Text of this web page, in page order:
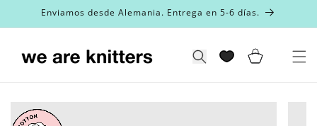
directamente
al contenido
Enviamos desde Alemania. Entrega en 5-6 días.
BúsquedaCarrito